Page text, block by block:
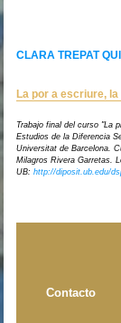
CLARA TREPAT
La por a escriure,
Trabajo final del curso "La
Estudios de la Diferencia
Universitat de Barcelona.
Milagros Rivera Garretas.
UB:http://diposit.ub.edu/
Contacto